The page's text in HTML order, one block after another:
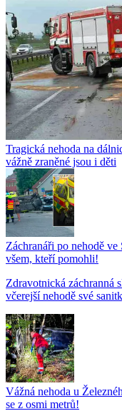
Tragická nehoda na
vážně zraněné jsou i děti
Záchranáři po nehodě
všem, kteří pomohli!
Zdravotnická záchranná
včerejší nehodě své
Vážná nehoda u
se z osmi metrů!